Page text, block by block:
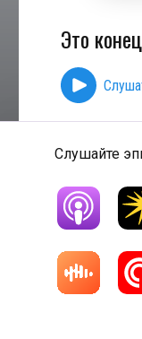
Это
Слушайте